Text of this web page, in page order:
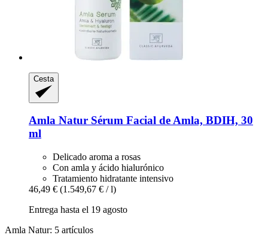
Cesta
Amla Natur Sérum Facial de Amla, BDIH, 30
ml
Delicado aroma a rosas
Con amla y ácido hialurónico
Tratamiento hidratante intensivo
46,49 € (1.549,67 € / l)
Entrega hasta el 19 agosto
Amla Natur: 5 artículos